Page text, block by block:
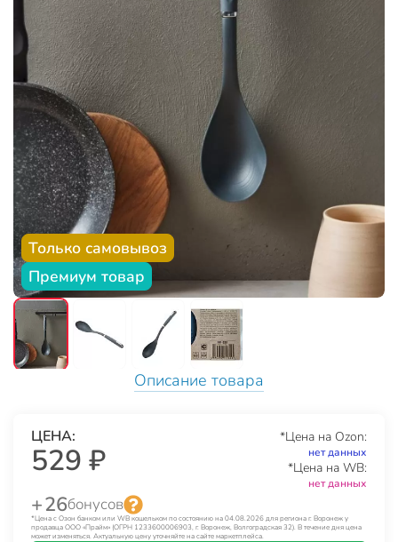
Только самовывоз
Премиум товар
Описание товара
ЦЕНА:
529 ₽
*Цена на Ozon:
нет данных
*Цена на WB:
нет данных
+ 26бонусов
*Цена с Озон банком или WB кошельком по состоянию на 04.08.2026 для региона г. Воронеж у
продавца ООО «Прайм» (ОГРН 1233600006903, г. Воронеж, Волгоградская 32). В течение дня цена
может изменяться. Актуальную цену уточняйте на сайте маркетплейса.